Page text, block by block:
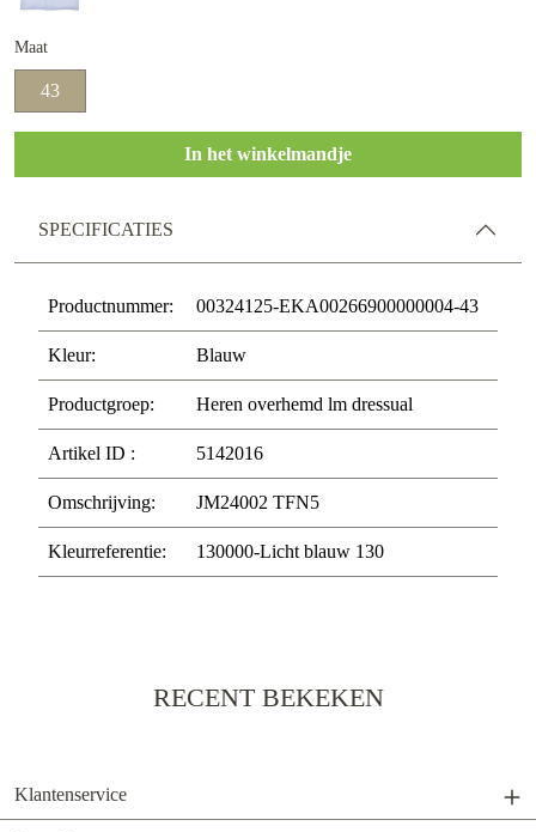
Maat
43
In het winkelmandje
SPECIFICATIES
Productnummer: 00324125-EKA00266900000004-43
Kleur: Blauw
Productgroep: Heren overhemd lm dressual
Artikel ID : 5142016
Omschrijving: JM24002 TFN5
Kleurreferentie: 130000-Licht blauw 130
RECENT BEKEKEN
Klantenservice